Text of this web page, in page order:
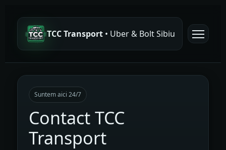
TCC Transport • Uber & Bolt Sibiu
Suntem aici 24/7
Contact TCC
Transport